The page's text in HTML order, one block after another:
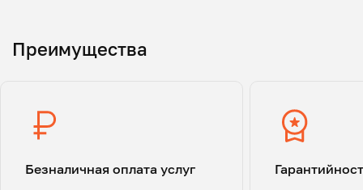
Преимущества
Безналичная оплата услуг